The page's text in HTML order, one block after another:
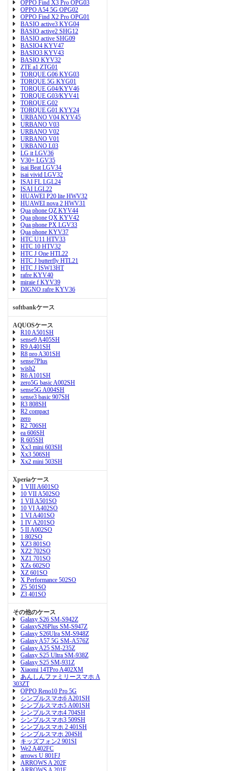
OPPO Find X3 Pro OPG03
OPPO A54 5G OPG02
OPPO Find X2 Pro OPG01
BASIO active3 KYG04
BASIO active2 SHG12
BASIO active SHG09
BASIO4 KYV47
BASIO3 KYV43
BASIO KYV32
ZTE a1 ZTG01
TORQUE G06 KYG03
TORQUE 5G KYG01
TORQUE G04/KYV46
TORQUE G03/KYV41
TORQUE G02
TORQUE G01 KYY24
URBANO V04 KYV45
URBANO V03
URBANO V02
URBANO V01
URBANO L03
LG it LGV36
V30+ LGV35
isai Beat LGV34
isai vivid LGV32
ISAI FL LGL24
ISAI LGL22
HUAWEI P20 lite HWV32
HUAWEI nova 2 HWV31
Qua phone QZ KYV44
Qua phone QX KYV42
Qua phone PX LGV33
Qua phone KYV37
HTC U11 HTV33
HTC 10 HTV32
HTC J One HTL22
HTC J butterfly HTL21
HTC J ISW13HT
rafre KYV40
miraie f KYV39
DIGNO rafre KYV36
softbankケース
AQUOSケース
R10 A501SH
sense9 A405SH
R9 A401SH
R8 pro A301SH
sense7Plus
wish2
R6 A101SH
zero5G basic A002SH
sense5G A004SH
sense3 basic 907SH
R3 808SH
R2 compact
zero
R2 706SH
ea 606SH
R 605SH
Xx3 mini 603SH
Xx3 506SH
Xx2 mini 503SH
Xperiaケース
1 VIII A601SO
10 VII A502SO
1 VII A501SO
10 VI A402SO
1 VI A401SO
1 IV A201SO
5 II A002SO
1 802SO
XZ3 801SO
XZ2 702SO
XZ1 701SO
XZs 602SO
XZ 601SO
X Performance 502SO
Z5 501SO
Z3 401SO
その他のケース
Galaxy S26 SM-S942Z
GalaxyS26Plus SM-S947Z
Galaxy S26Ulra SM-S948Z
Galaxy A57 5G SM-A576Z
Galaxy A25 SM-235Z
Galaxy S25 Ultra SM-938Z
Galaxy S25 SM-931Z
Xiaomi 14TPro A402XM
あんしんファミリースマホ A
303ZT
OPPO Reno10 Pro 5G
シンプルスマホ6 A201SH
シンプルスマホ5 A001SH
シンプルスマホ4 704SH
シンプルスマホ3 509SH
シンプルスマホ 2 401SH
シンプルスマホ 204SH
キッズフォン2 901SI
We2 A402FC
arrows U 801FJ
ARROWS A 202F